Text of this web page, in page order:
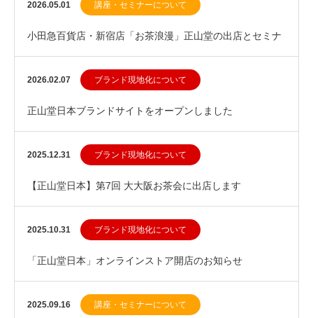
2026.05.01 講座・セミナーについて
小田急百貨店・新宿店「お茶浪漫」正山堂の出店とセミナ
ー開催について
2026.02.07 ブランド現地化について
正山堂日本ブランドサイトをオープンしました
2025.12.31 ブランド現地化について
【正山堂日本】第7回 大大阪お茶会に出店します
2025.10.31 ブランド現地化について
「正山堂日本」オンラインストア開店のお知らせ
2025.09.16 講座・セミナーについて